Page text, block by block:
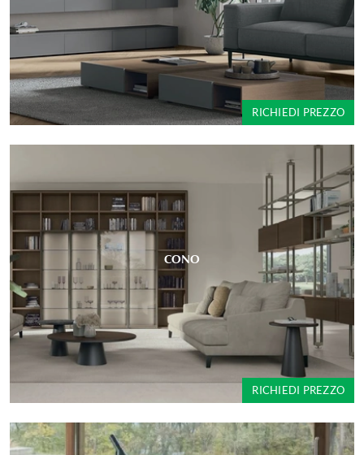
RICHIEDI PREZZO
CONO
RICHIEDI PREZZO